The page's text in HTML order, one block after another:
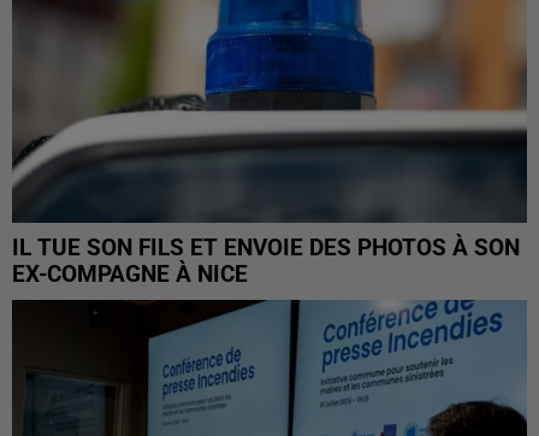
IL TUE SON FILS ET ENVOIE DES PHOTOS À SON
EX-COMPAGNE À NICE